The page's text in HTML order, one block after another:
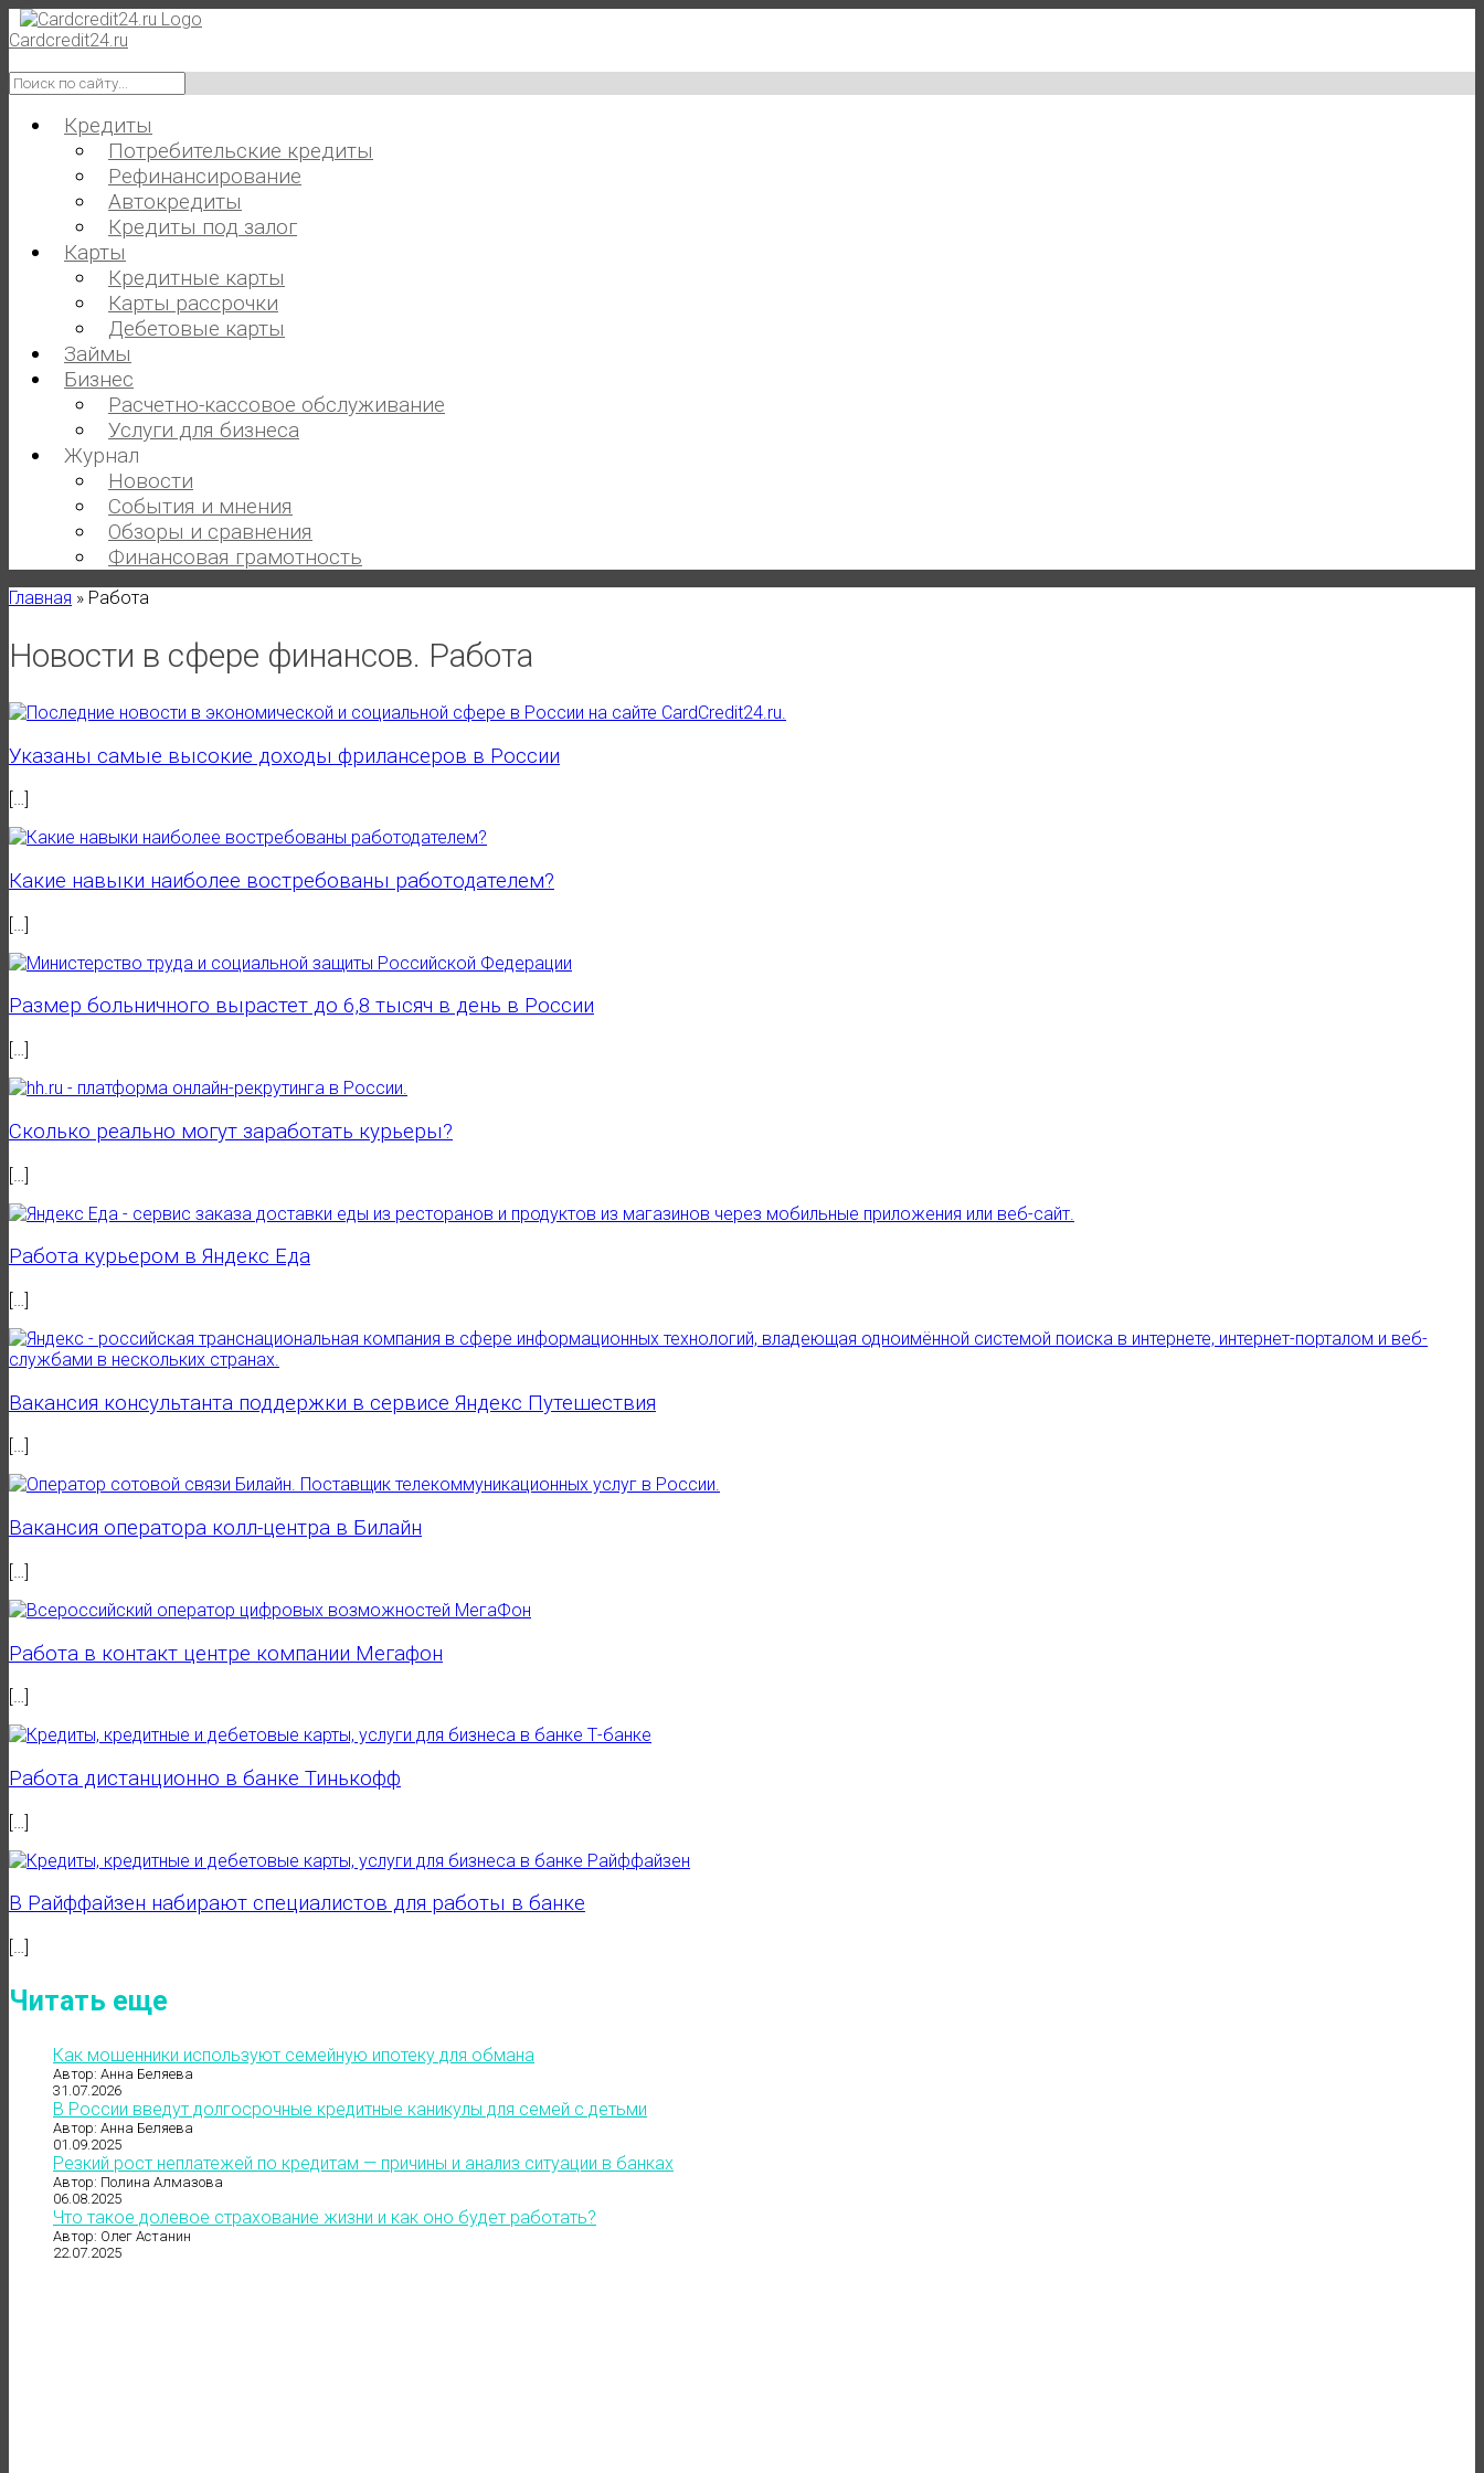
Skip
to
Cardcredit24.ru
Искать
для:
Кредиты
Потребительские кредиты
Рефинансирование
Автокредиты
Кредиты под залог
Карты
Кредитные карты
Карты рассрочки
Дебетовые карты
Займы
Бизнес
Расчетно-кассовое обслуживание
Услуги для бизнеса
Журнал
Новости
События и мнения
Обзоры и сравнения
Финансовая грамотность
Главная » Работа
Новости в сфере финансов. Работа
Указаны самые высокие доходы фрилансеров в России
[…]
Какие навыки наиболее востребованы работодателем?
[…]
Размер больничного вырастет до 6,8 тысяч в день в России
[…]
Сколько реально могут заработать курьеры?
[…]
Работа курьером в Яндекс Еда
[…]
Вакансия консультанта поддержки в сервисе Яндекс Путешествия
[…]
Вакансия оператора колл-центра в Билайн
[…]
Работа в контакт центре компании Мегафон
[…]
Работа дистанционно в банке Тинькофф
[…]
В Райффайзен набирают специалистов для работы в банке
[…]
Читать еще
Как мошенники используют семейную ипотеку для обмана
Автор: Анна Беляева
31.07.2026
В России введут долгосрочные кредитные каникулы для семей с детьми
Автор: Анна Беляева
01.09.2025
Резкий рост неплатежей по кредитам — причины и анализ ситуации в банках
Автор: Полина Алмазова
06.08.2025
Что такое долевое страхование жизни и как оно будет работать?
Автор: Олег Астанин
22.07.2025